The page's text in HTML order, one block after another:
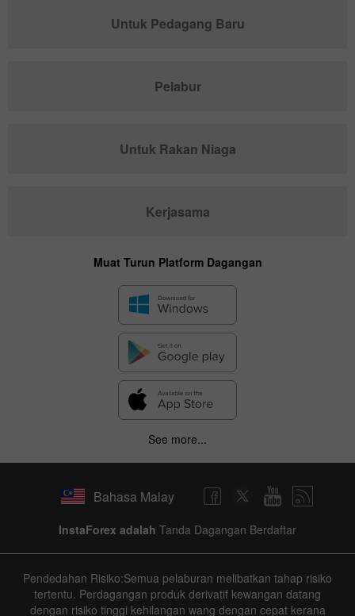
Untuk Pedagang Baru
Pelabur
Untuk Rakan Niaga
Kerjasama
Muat Turun Platform Dagangan
See more...
Bahasa Malay
InstaForex adalah Tanda Dagangan Berdaftar
Pendedahan Risiko:Semua pelaburan melibatkan tahap risiko
tertentu. Perdagangan produk derivatif kewangan datang
dengan risiko tinggi kehilangan wang dengan cepat kerana